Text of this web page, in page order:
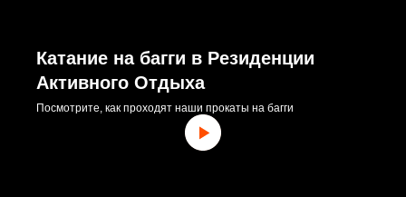
Катание на багги в Резиденции
Активного Отдыха
Посмотрите, как проходят наши прокаты на багги